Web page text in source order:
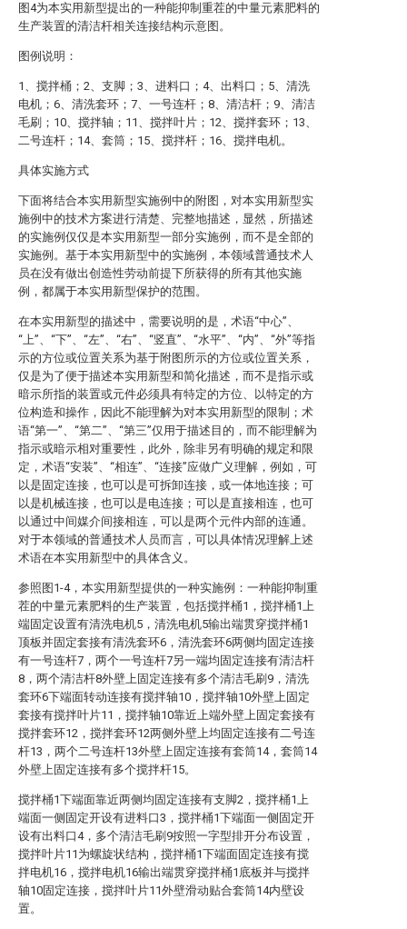
图4为本实用新型提出的一种能抑制重茬的中量元素肥料的
生产装置的清洁杆相关连接结构示意图。
图例说明：
1、搅拌桶；2、支脚；3、进料口；4、出料口；5、清洗
电机；6、清洗套环；7、一号连杆；8、清洁杆；9、清洁
毛刷；10、搅拌轴；11、搅拌叶片；12、搅拌套环；13、
二号连杆；14、套筒；15、搅拌杆；16、搅拌电机。
具体实施方式
下面将结合本实用新型实施例中的附图，对本实用新型实
施例中的技术方案进行清楚、完整地描述，显然，所描述
的实施例仅仅是本实用新型一部分实施例，而不是全部的
实施例。基于本实用新型中的实施例，本领域普通技术人
员在没有做出创造性劳动前提下所获得的所有其他实施
例，都属于本实用新型保护的范围。
在本实用新型的描述中，需要说明的是，术语“中心”、
“上”、“下”、“左”、“右”、“竖直”、“水平”、“内”、“外”等指
示的方位或位置关系为基于附图所示的方位或位置关系，
仅是为了便于描述本实用新型和简化描述，而不是指示或
暗示所指的装置或元件必须具有特定的方位、以特定的方
位构造和操作，因此不能理解为对本实用新型的限制；术
语“第一”、“第二”、“第三”仅用于描述目的，而不能理解为
指示或暗示相对重要性，此外，除非另有明确的规定和限
定，术语“安装”、“相连”、“连接”应做广义理解，例如，可
以是固定连接，也可以是可拆卸连接，或一体地连接；可
以是机械连接，也可以是电连接；可以是直接相连，也可
以通过中间媒介间接相连，可以是两个元件内部的连通。
对于本领域的普通技术人员而言，可以具体情况理解上述
术语在本实用新型中的具体含义。
参照图1-4，本实用新型提供的一种实施例：一种能抑制重
茬的中量元素肥料的生产装置，包括搅拌桶1，搅拌桶1上
端固定设置有清洗电机5，清洗电机5输出端贯穿搅拌桶1
顶板并固定套接有清洗套环6，清洗套环6两侧均固定连接
有一号连杆7，两个一号连杆7另一端均固定连接有清洁杆
8，两个清洁杆8外壁上固定连接有多个清洁毛刷9，清洗
套环6下端面转动连接有搅拌轴10，搅拌轴10外壁上固定
套接有搅拌叶片11，搅拌轴10靠近上端外壁上固定套接有
搅拌套环12，搅拌套环12两侧外壁上均固定连接有二号连
杆13，两个二号连杆13外壁上固定连接有套筒14，套筒14
外壁上固定连接有多个搅拌杆15。
搅拌桶1下端面靠近两侧均固定连接有支脚2，搅拌桶1上
端面一侧固定开设有进料口3，搅拌桶1下端面一侧固定开
设有出料口4，多个清洁毛刷9按照一字型排开分布设置，
搅拌叶片11为螺旋状结构，搅拌桶1下端面固定连接有搅
拌电机16，搅拌电机16输出端贯穿搅拌桶1底板并与搅拌
轴10固定连接，搅拌叶片11外壁滑动贴合套筒14内壁设
置。